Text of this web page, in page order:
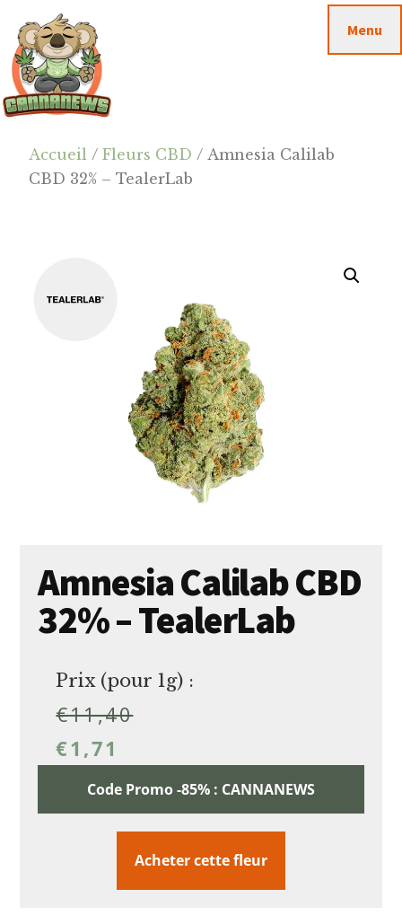
contenu
principal
barre
latérale
principale
footer
Cannanews.fr
Menu
Accueil /Fleurs CBD / Amnesia Calilab
CBD 32% – TealerLab
Amnesia Calilab CBD
32% – TealerLab
Prix (pour 1g) :
€11,40
€1,71
Code Promo -85% : CANNANEWS
Acheter cette fleur